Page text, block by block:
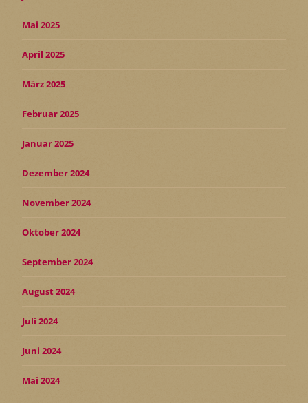
Mai 2025
April 2025
März 2025
Februar 2025
Januar 2025
Dezember 2024
November 2024
Oktober 2024
September 2024
August 2024
Juli 2024
Juni 2024
Mai 2024